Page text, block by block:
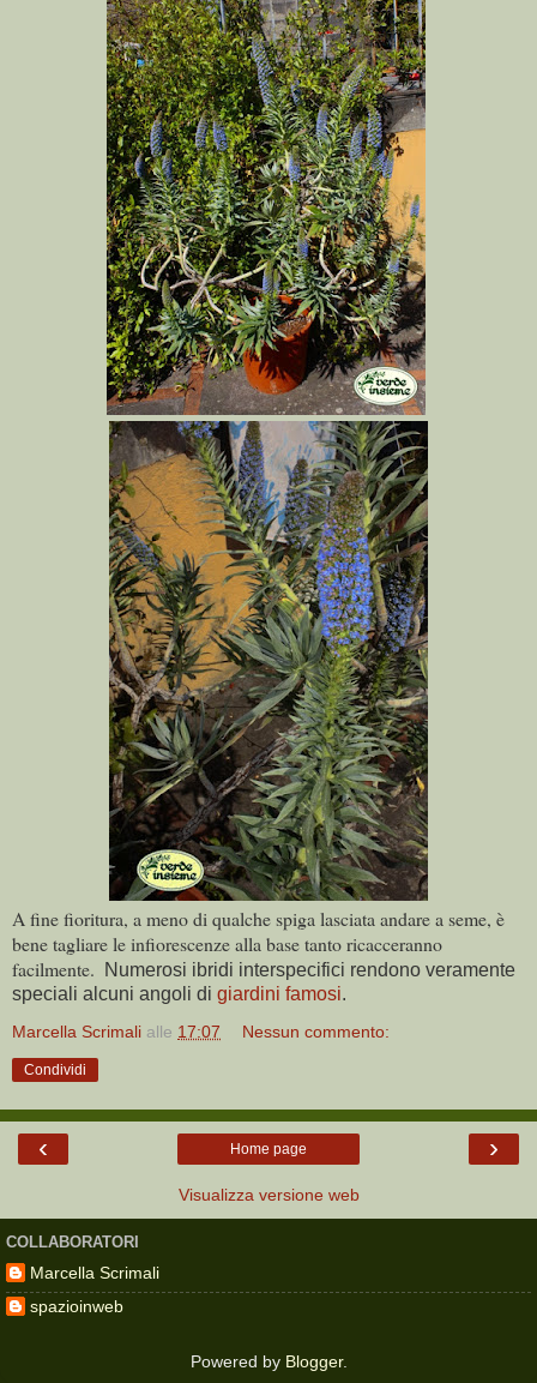
A fine fioritura, a meno di qualche spiga lasciata andare a seme, è
bene tagliare le infiorescenze alla base tanto ricacceranno
facilmente. Numerosi ibridi interspecifici rendono veramente
speciali alcuni angoli di giardini famosi.
Marcella Scrimali alle 17:07 Nessun commento:
Condividi
‹ ›
Home page
Visualizza versione web
COLLABORATORI
Marcella Scrimali
spazioinweb
Powered by Blogger.